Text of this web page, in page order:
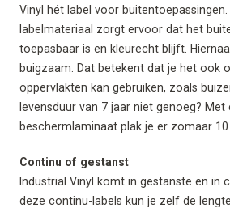
Vinyl hét label voor buitentoepassingen.
labelmateriaal zorgt ervoor dat het
toepasbaar is en kleurecht blijft.
buigzaam. Dat betekent dat je het ook
oppervlakten kan gebruiken, zoals
levensduur van 7 jaar niet genoeg? Met
beschermlaminaat plak je er zomaar 10
Continu of gestanst
Industrial Vinyl komt in gestanste en in
deze continu-labels kun je zelf de